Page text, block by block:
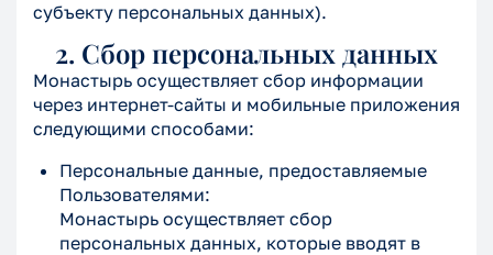
субъекту персональных данных).
2. Сбор персональных данных
Монастырь осуществляет сбор информации
через интернет-сайты и мобильные приложения
следующими способами:
Персональные данные, предоставляемые
Пользователями:
Монастырь осуществляет сбор
персональных данных, которые вводят в